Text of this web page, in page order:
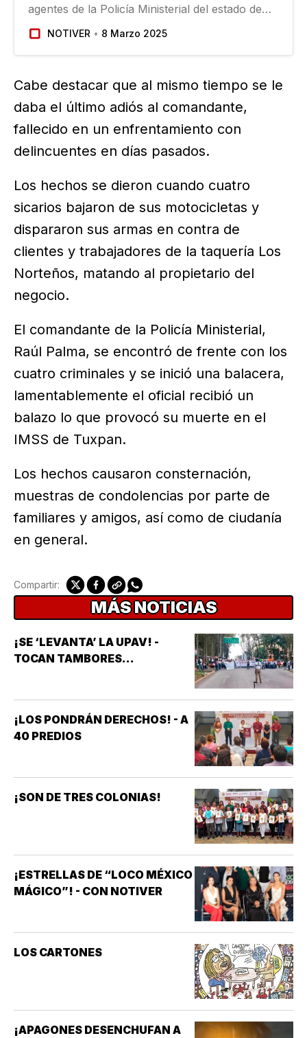
agentes de la Policía Ministerial del estado de
Veracruz desató una noche de balaceras y
oficial es de un oficial muerto…
NOTIVER 8 Marzo 2025
Cabe destacar que al mismo tiempo se le
daba el último adiós al comandante,
fallecido en un enfrentamiento con
delincuentes en días pasados.
Los hechos se dieron cuando cuatro
sicarios bajaron de sus motocicletas y
dispararon sus armas en contra de
clientes y trabajadores de la taquería Los
Norteños, matando al propietario del
negocio.
El comandante de la Policía Ministerial,
Raúl Palma, se encontró de frente con los
cuatro criminales y se inició una balacera,
lamentablemente el oficial recibió un
balazo lo que provocó su muerte en el
IMSS de Tuxpan.
Los hechos causaron consternación,
muestras de condolencias por parte de
familiares y amigos, así como de ciudanía
en general.
Compartir:
MÁS NOTICIAS
¡SE ‘LEVANTA’ LA UPAV! -
TOCAN TAMBORES...
¡LOS PONDRÁN DERECHOS! - A
40 PREDIOS
¡SON DE TRES COLONIAS!
¡ESTRELLAS DE “LOCO MÉXICO
MÁGICO”! - CON NOTIVER
LOS CARTONES
¡APAGONES DESENCHUFAN A